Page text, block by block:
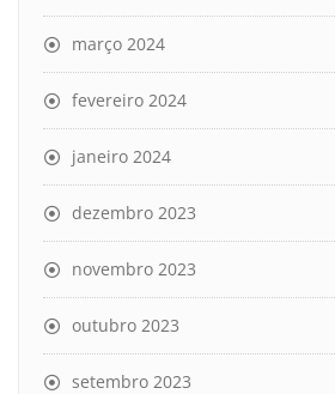
março 2024
fevereiro 2024
janeiro 2024
dezembro 2023
novembro 2023
outubro 2023
setembro 2023